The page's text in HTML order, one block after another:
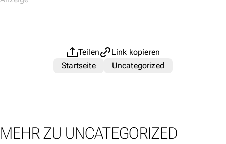
Teilen
Link kopieren
Startseite
Uncategorized
MEHR ZU UNCATEGORIZED